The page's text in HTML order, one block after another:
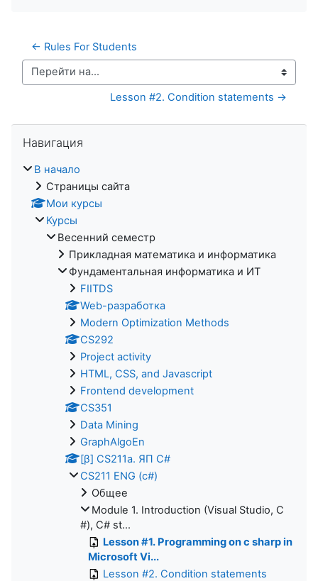
← Rules For Students
Перейти на...
Lesson #2. Condition statements →
Навигация
В начало
Страницы сайта
Мои курсы
Курсы
Весенний семестр
Прикладная математика и информатика
Фундаментальная информатика и ИТ
FIITDS
Web-разработка
Modern Optimization Methods
CS292
Project activity
HTML, CSS, and Javascript
Frontend development
CS351
Data Mining
GraphAlgoEn
[β] CS211a. ЯП С#
CS211 ENG (c#)
Общее
Module 1. Introduction (Visual Studio, C
#), C# st...
Lesson #1. Programming on c sharp in
Microsoft Vi...
Lesson #2. Condition statements